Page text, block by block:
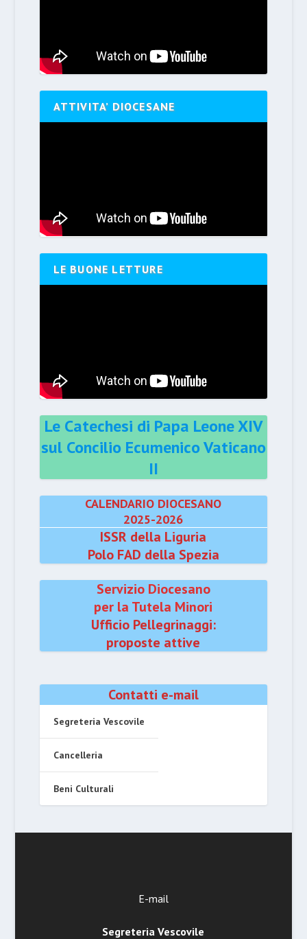
ATTIVITA’ DIOCESANE
LE BUONE LETTURE
Le Catechesi di Papa Leone XIV
sul Concilio Ecumenico Vaticano
II
CALENDARIO DIOCESANO
2025-2026
ISSR della Liguria
Polo FAD della Spezia
Servizio Diocesano
per la Tutela Minori
Ufficio Pellegrinaggi:
proposte attive
Contatti e-mail
Segreteria Vescovile
Cancelleria
Beni Culturali
E-mail
Segreteria Vescovile